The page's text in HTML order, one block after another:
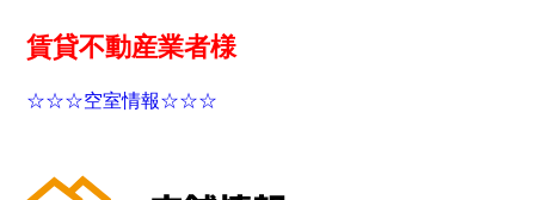
賃貸不動産業者様
☆☆☆空室情報☆☆☆